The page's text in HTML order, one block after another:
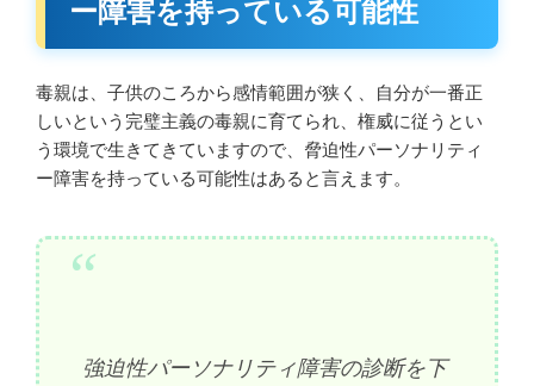
ー障害を持っている可能性
毒親は、子供のころから感情範囲が狭く、自分が一番正
しいという完璧主義の毒親に育てられ、権威に従うとい
う環境で生きてきていますので、脅迫性パーソナリティ
ー障害を持っている可能性はあると言えます。
強迫性パーソナリティ障害の診断を下